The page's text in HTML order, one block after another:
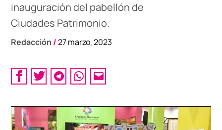
inauguración del pabellón de
Ciudades Patrimonio.
Redacción / 27 marzo, 2023